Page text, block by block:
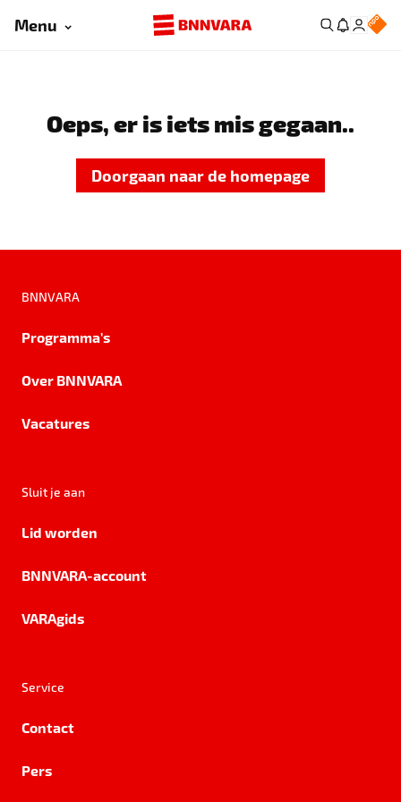
Menu
Oeps, er is iets mis gegaan..
Doorgaan naar de homepage
BNNVARA
Programma's
Over BNNVARA
Vacatures
Sluit je aan
Lid worden
BNNVARA-account
VARAgids
Service
Contact
Pers